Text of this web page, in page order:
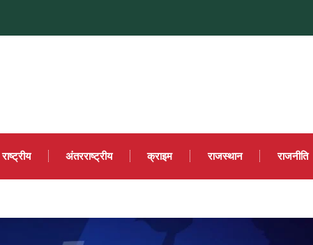
राष्ट्रीय अंतरराष्ट्रीय क्राइम राजस्थान राजनीति